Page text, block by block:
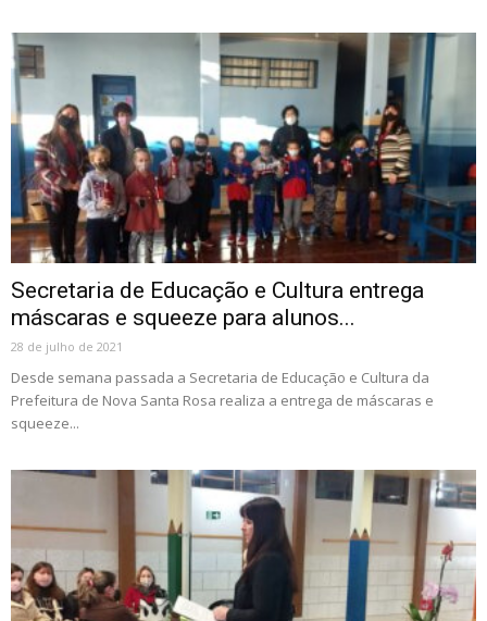
Secretaria de Educação e Cultura entrega
máscaras e squeeze para alunos...
28 de julho de 2021
Desde semana passada a Secretaria de Educação e Cultura da
Prefeitura de Nova Santa Rosa realiza a entrega de máscaras e
squeeze...